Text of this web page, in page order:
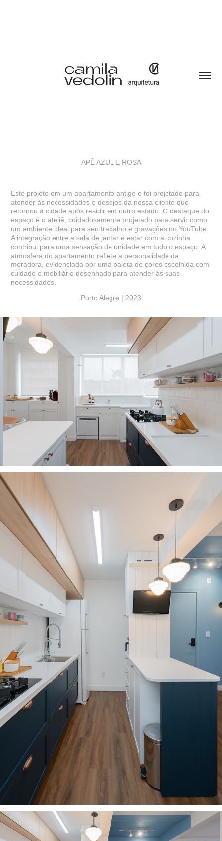
APÊ AZUL E ROSA
Este projeto em um apartamento antigo e foi projetado para
atender às necessidades e desejos da nossa cliente que
retornou à cidade após residir em outro estado. O destaque do
espaço é o ateliê, cuidadosamente projetado para servir como
um ambiente ideal para seu trabalho e gravações no YouTube.
A integração entre a sala de jantar e estar com a cozinha
contribui para uma sensação de unidade em todo o espaço. A
atmosfera do apartamento reflete a personalidade da
moradora, evidenciada por uma paleta de cores escolhida com
cuidado e mobiliário desenhado para atender às suas
necessidades.
Porto Alegre | 2023